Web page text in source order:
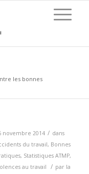
les bonnes
novembre 2014 / dans
du travail, Bonnes
, Statistiques ATMP,
au travail
/ par la